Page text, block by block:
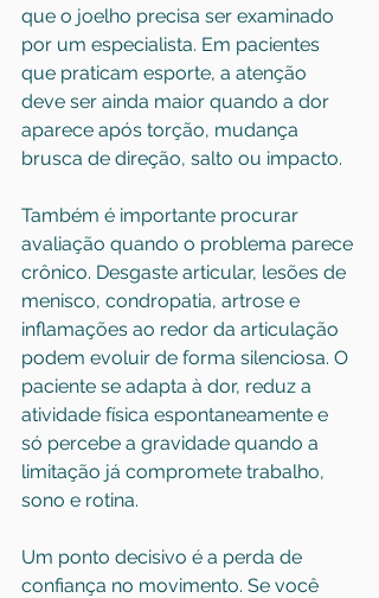
que o joelho precisa ser examinado
por um especialista. Em pacientes
que praticam esporte, a atenção
deve ser ainda maior quando a dor
aparece após torção, mudança
brusca de direção, salto ou impacto.
Também é importante procurar
avaliação quando o problema parece
crônico. Desgaste articular, lesões de
menisco, condropatia, artrose e
inflamações ao redor da articulação
podem evoluir de forma silenciosa. O
paciente se adapta à dor, reduz a
atividade física espontaneamente e
só percebe a gravidade quando a
limitação já compromete trabalho,
sono e rotina.
Um ponto decisivo é a perda de
confiança no movimento. Se você